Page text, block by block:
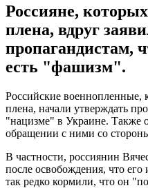
Россияне,
плена, вдруг
пропагандистам,
есть "фашизм".
Российские военнопленные,
плена, начали утверждать
"нацизме" в Украине. Также
обращении с ними со
В частности, россиянин
после освобождения, что
так редко кормили, что он